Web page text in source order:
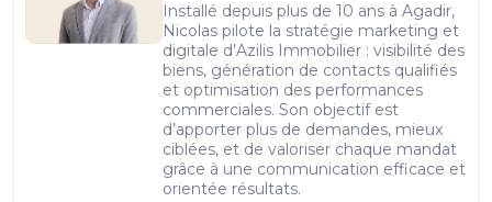
Installé depuis plus de 10 ans à Agadir,
Nicolas pilote la stratégie marketing et
digitale d’Azilis Immobilier : visibilité des
biens, génération de contacts qualifiés
et optimisation des performances
commerciales. Son objectif est
d’apporter plus de demandes, mieux
ciblées, et de valoriser chaque mandat
grâce à une communication efficace et
orientée résultats.